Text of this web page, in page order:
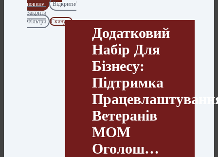
новину
Відкрити/
Закрити
Фільтри
Скинути
Додатковий
Набір Для
Бізнесу:
Підтримка
Ветеранів
МОМ
Оголош…